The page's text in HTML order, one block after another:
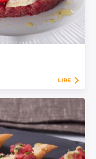
LIRE